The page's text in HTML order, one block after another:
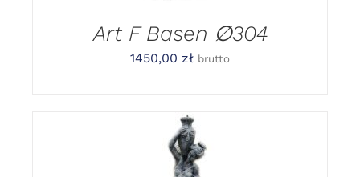
Art F Basen ∅304
1450,00 zł brutto